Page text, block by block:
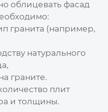
облицевать фасад
гранита (например,
натурального
,
граните.
плит
и толщины.